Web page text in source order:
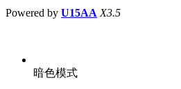
Powered by U15AA X3.5
暗色模式